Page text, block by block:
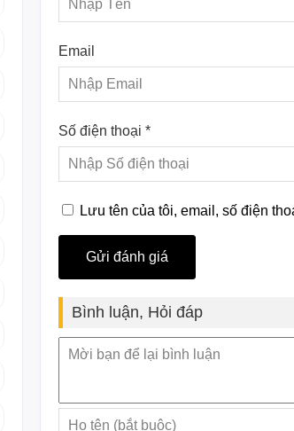
Email
Số điện thoại *
Lưu tên của tôi, email, số điện
Bình luận, Hỏi đáp